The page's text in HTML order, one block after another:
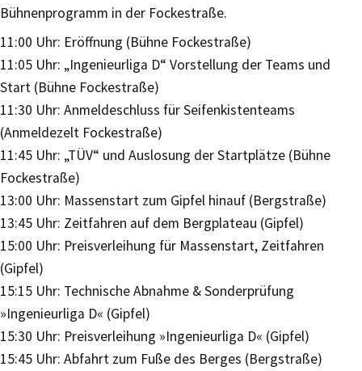
Bühnenprogramm in der Fockestraße.
11:00 Uhr: Eröffnung (Bühne Fockestraße)
11:05 Uhr: „Ingenieurliga D“ Vorstellung der Teams und
Start (Bühne Fockestraße)
11:30 Uhr: Anmeldeschluss für Seifenkistenteams
(Anmeldezelt Fockestraße)
11:45 Uhr: „TÜV“ und Auslosung der Startplätze (Bühne
Fockestraße)
13:00 Uhr: Massenstart zum Gipfel hinauf (Bergstraße)
13:45 Uhr: Zeitfahren auf dem Bergplateau (Gipfel)
15:00 Uhr: Preisverleihung für Massenstart, Zeitfahren
(Gipfel)
15:15 Uhr: Technische Abnahme & Sonderprüfung
»Ingenieurliga D« (Gipfel)
15:30 Uhr: Preisverleihung »Ingenieurliga D« (Gipfel)
15:45 Uhr: Abfahrt zum Fuße des Berges (Bergstraße)